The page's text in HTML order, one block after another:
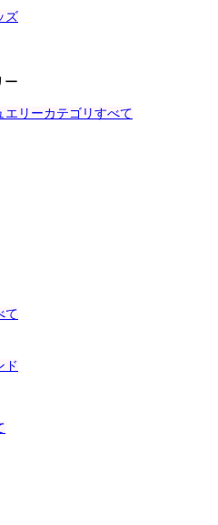
ズ
ー
エリーカテゴリすべて
て
ド